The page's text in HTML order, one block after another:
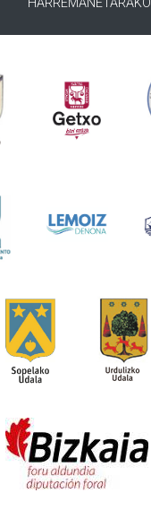
HARREMANETARAKO